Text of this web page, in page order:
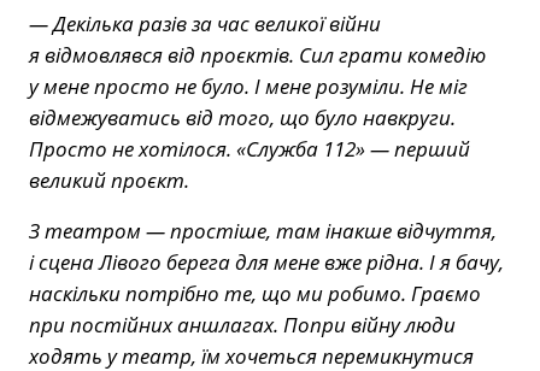
— Декілька разів за час великої війни
я відмовлявся від проєктів. Сил грати комедію
у мене просто не було. І мене розуміли. Не міг
відмежуватись від того, що було навкруги.
Просто не хотілося. «Служба 112» — перший
великий проєкт.
З театром — простіше, там інакше відчуття,
і сцена Лівого берега для мене вже рідна. І я бачу,
наскільки потрібно те, що ми робимо. Граємо
при постійних аншлагах. Попри війну люди
ходять у театр, їм хочеться перемикнутися